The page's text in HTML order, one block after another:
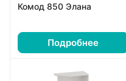
Комод 850 Элана
Подробнее